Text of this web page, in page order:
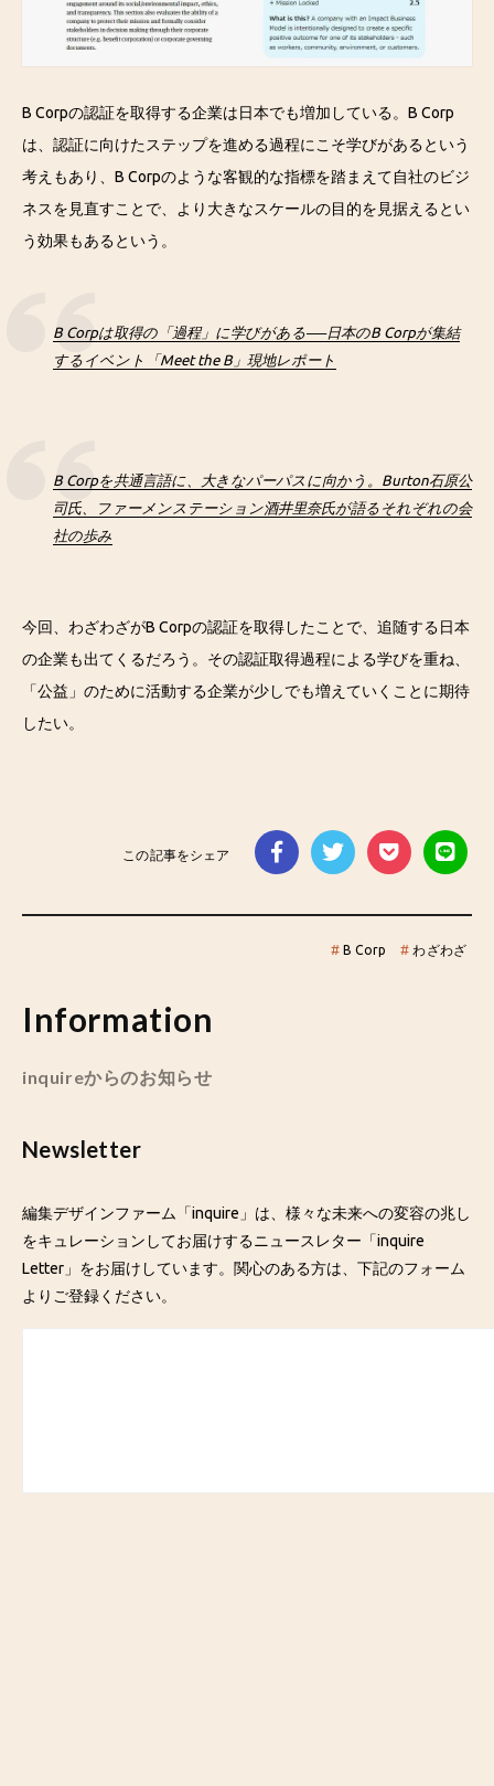
B Corpの認証を取得する企業は日本でも増加している。B Corp
は、認証に向けたステップを進める過程にこそ学びがあるという
考えもあり、B Corpのような客観的な指標を踏まえて自社のビジ
ネスを見直すことで、より大きなスケールの目的を見据えるとい
う効果もあるという。
B Corpは取得の「過程」に学びがある──日本のB Corpが集結
するイベント「Meet the B」現地レポート
B Corpを共通言語に、大きなパーパスに向かう。​​Burton石原公
司氏、ファーメンステーション酒井里奈氏が語るそれぞれの会
社の歩み
今回、わざわざがB Corpの認証を取得したことで、追随する日本
の企業も出てくるだろう。その認証取得過程による学びを重ね、
「公益」のために活動する企業が少しでも増えていくことに期待
したい。
この記事をシェア
# B Corp # わざわざ
Information
inquireからのお知らせ
Newsletter
編集デザインファーム「inquire」は、様々な未来への変容の兆し
をキュレーションしてお届けするニュースレター「inquire
Letter」をお届けしています。関心のある方は、下記のフォーム
よりご登録ください。